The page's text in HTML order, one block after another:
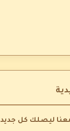
ليصلك كل جديد